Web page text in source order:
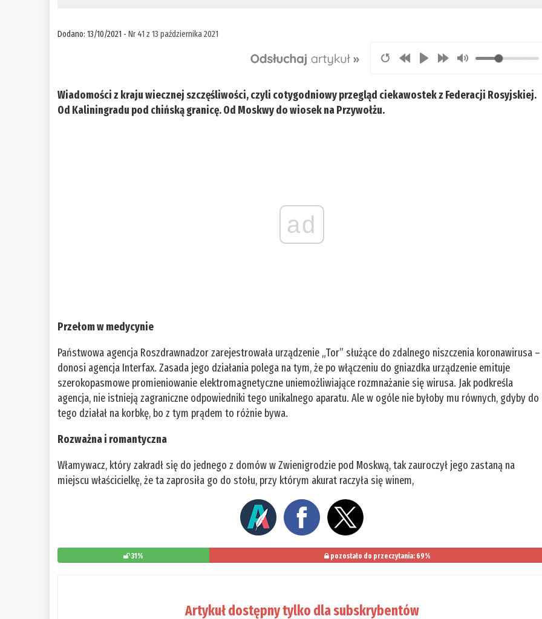
Dodano: 13/10/2021 -Nr 41 z 13 października 2021
Wiadomości z kraju wiecznej szczęśliwości, czyli cotygodniowy przegląd ciekawostek z Federacji Rosyjskiej.
Od Kaliningradu pod chińską granicę. Od Moskwy do wiosek na Przywołżu.
ad
Przełom w medycynie
Państwowa agencja Roszdrawnadzor zarejestrowała urządzenie „Tor” służące do zdalnego niszczenia koronawirusa –
donosi agencja Interfax. Zasada jego działania polega na tym, że po włączeniu do gniazdka urządzenie emituje
szerokopasmowe promieniowanie elektromagnetyczne uniemożliwiające rozmnażanie się wirusa. Jak podkreśla
agencja, nie istnieją zagraniczne odpowiedniki tego unikalnego aparatu. Ale w ogóle nie byłoby mu równych, gdyby do
tego działał na korbkę, bo z tym prądem to różnie bywa.
Rozważna i romantyczna
Włamywacz, który zakradł się do jednego z domów w Zwienigrodzie pod Moskwą, tak zauroczył jego zastaną na
miejscu właścicielkę, że ta zaprosiła go do stołu, przy którym akurat raczyła się winem,
31% pozostało do przeczytania: 69%
Artykuł dostępny tylko dla subskrybentów